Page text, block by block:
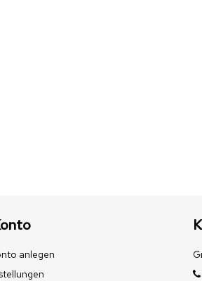
anlegen